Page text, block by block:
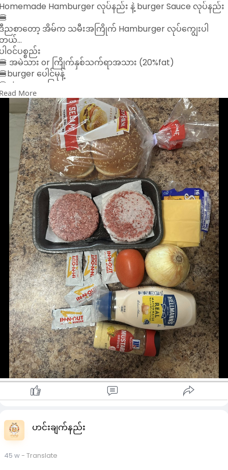
Hamburger လုပ်နည်း နဲ့ burger Sauce လုပ်နည်း
ညစာတော့ အိမ်က သမီးအကြိုက် Hamburger လုပ်ကျွေးပါ
ယ်…
ါဝင်ပစ္စည်း
အမဲသား or ကြိုက်နှစ်သက်ရာအသား (20%fat)
ပေါင်မုန့်
အပြား
ခရမ်းချဉ်သီး ကြက်သွန်နီ ဆလပ်ရွက်
ရင်ဆုံး အသားကို ဆားနဲ့ ငရုတ်​ကောင်းမှုန့်နဲ့ နှယ်ပီး အပြားလေး
ေလုပ် ဒယ်အိုးထဲ ထောပတ်သုတ်ကင်ပါ (သို့) Air fryerထဲ ထည့်
း ကင်လို့လည်းရပါတယ် အ​ညှော်သက်သာတာ​ပေါ့
ေါင်မုန့်ကိုဒယ်ပြားထဲပူလာအောင်ခဏထည့်ကင်ပါ
သားကျက်ရင် cheese အပြားကို အသားပေါ်တင်ပီး ကင်ပေးပါ …
ားလုံးပီးရင်တော့ ပေါင်မုန့်ပေါ် အသားပြားထည့် အသီးရွက်ထည့်
ထည့် ပီး စားလို့ရပါပီ…
လုပ်ရန်
၃ ဇွန်း
Tomato sauce) ၂ဇွန်း
၁/၄ ဇွန်း
(မရှိရင်မထည့်လို့ရပါတယ်)
ရုတ်ကောင်းမှုန့် တို့ကို စိတ်ကြိုက်အရသာရအောင် ရောလိုက်ရင်
ရသာ​ကောင်းတဲ့ burger sauce ရပါပြီ …
to owner
More
ဟင်းချက်နည်း
45 w- Translate